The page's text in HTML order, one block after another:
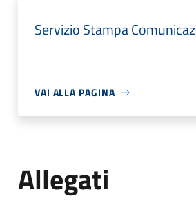
Servizio Stampa
VAI ALLA PAGINA
Allegati